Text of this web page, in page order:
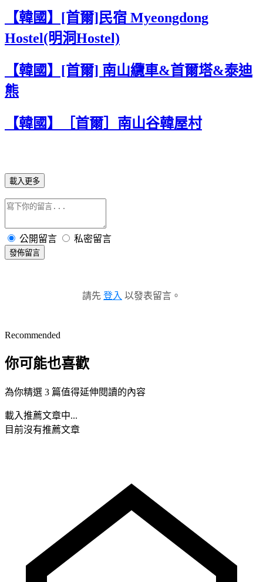
【韓國】[首爾]民宿 Myeongdong
Hostel(明洞Hostel)
【韓國】[首爾] 南山纜車&首爾塔&泰迪
熊
【韓國】［首爾］南山谷韓屋村
載入更多
公開留言 私密留言
發佈留言
請先 登入 以發表留言。
Recommended
你可能也喜歡
為你精選 3 篇值得延伸閱讀的內容
載入推薦文章中...
目前沒有推薦文章